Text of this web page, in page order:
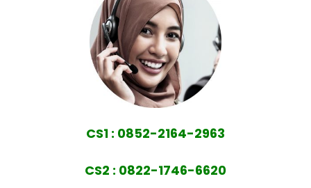
CS1 : 0852-2164-2963
CS2 : 0822-1746-6620